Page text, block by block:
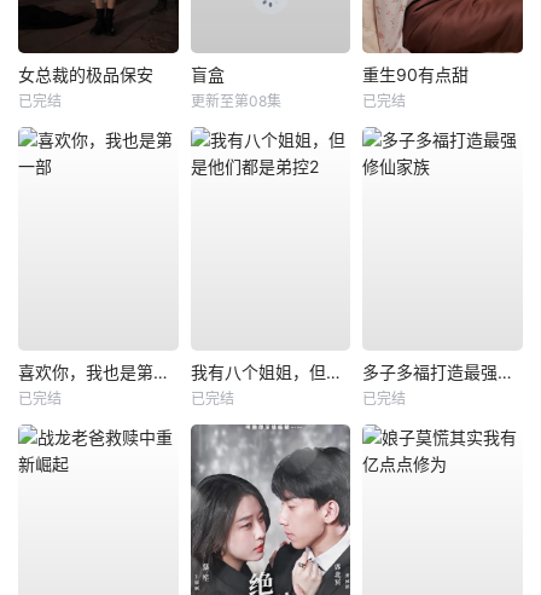
女总裁的极品保安
已完结
盲盒
更新至第08集
重生90有点甜
已完结
喜欢你，我也是第一部
已完结
我有八个姐姐，但是他们都是弟控2
已完结
多子多福打造最强修仙家族
已完结